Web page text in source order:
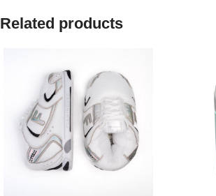
Related products